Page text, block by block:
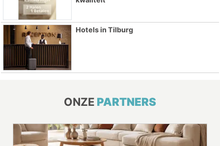
Hotels in Tilburg
ONZE PARTNERS